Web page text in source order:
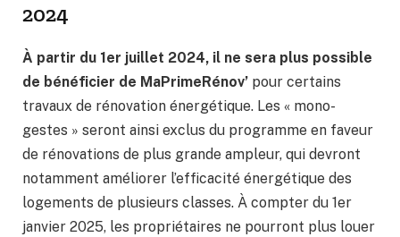
2024
À partir du 1er juillet 2024, il ne sera plus possible
de bénéficier de MaPrimeRénov’ pour certains
travaux de rénovation énergétique. Les « mono-
gestes » seront ainsi exclus du programme en faveur
de rénovations de plus grande ampleur, qui devront
notamment améliorer l’efficacité énergétique des
logements de plusieurs classes. À compter du 1er
janvier 2025, les propriétaires ne pourront plus louer